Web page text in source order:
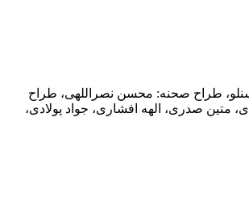
حسنلو، طراح صحنه: محسن نصراللهی، طراح
متین صدری، الهه افشاری، جواد پولادی،